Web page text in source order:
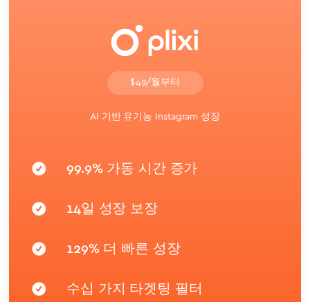
$49/월부터
AI 기반 유기농 Instagram 성장
99.9% 가동 시간 증가
14일 성장 보장
129% 더 빠른 성장
수십 가지 타겟팅 필터